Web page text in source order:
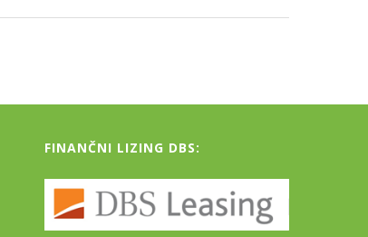
FINANČNI LIZING DBS: